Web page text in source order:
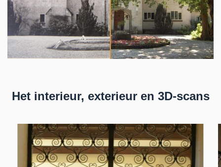
Het interieur, exterieur en 3D-scans